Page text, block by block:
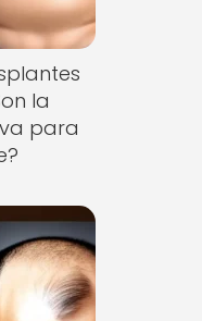
la
para